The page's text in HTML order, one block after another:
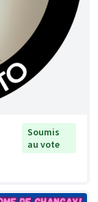
Soumis
au vote